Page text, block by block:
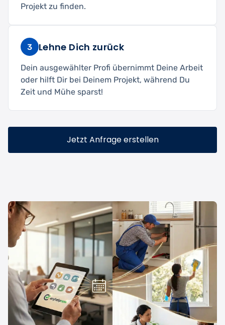
Projekt zu finden.
3 Lehne Dich zurück
Dein ausgewählter Profi übernimmt Deine Arbeit
oder hilft Dir bei Deinem Projekt, während Du
Zeit und Mühe sparst!
Jetzt Anfrage erstellen